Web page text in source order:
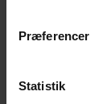
Præferencer
Statistik